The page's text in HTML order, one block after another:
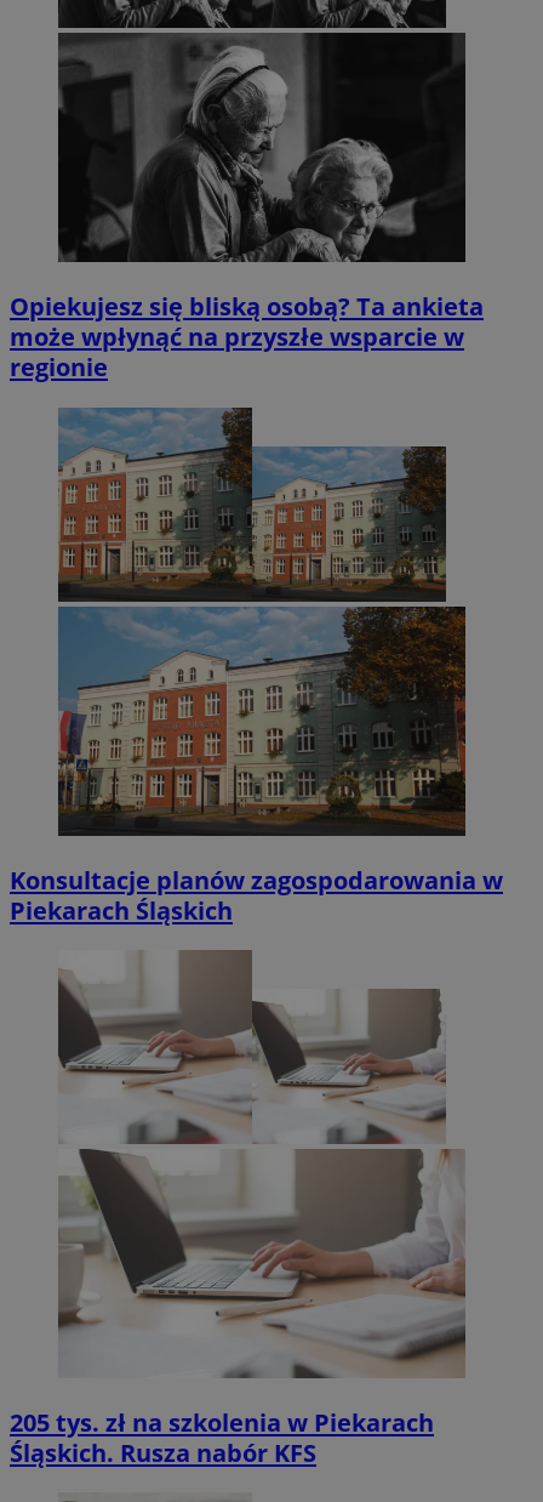
Opiekujesz się bliską osobą? Ta ankieta
może wpłynąć na przyszłe wsparcie w
regionie
Konsultacje planów zagospodarowania w
Piekarach Śląskich
205 tys. zł na szkolenia w Piekarach
Śląskich. Rusza nabór KFS